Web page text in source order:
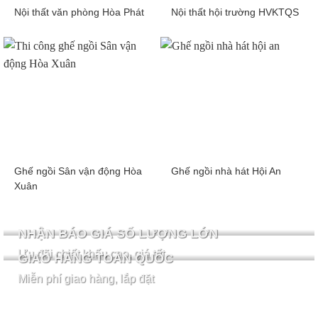
Nội thất văn phòng Hòa Phát Nội thất hội trường HVKTQS
Ghế ngồi Sân vận động Hòa
Xuân
Ghế ngồi nhà hát Hội An
NHẬN BÁO GIÁ SỐ LƯỢNG LỚN
Ưu đãi chiết khấu cao, giá tốt
GIAO HÀNG TOÀN QUỐC
Miễn phí giao hàng, lắp đặt